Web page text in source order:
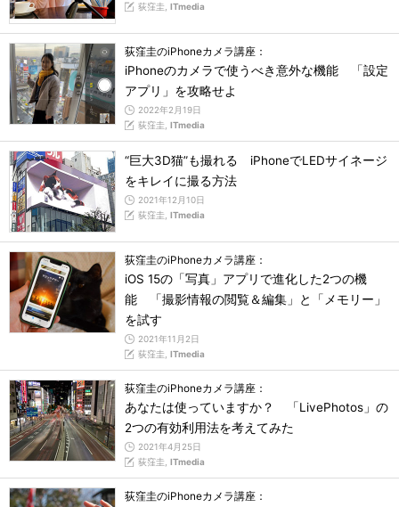
荻窪圭, ITmedia
荻窪圭のiPhoneカメラ講座：
iPhoneのカメラで使うべき意外な機能 「設定
アプリ」を攻略せよ
2022年2月19日
荻窪圭, ITmedia
“巨大3D猫”も撮れる iPhoneでLEDサイネージ
をキレイに撮る方法
2021年12月10日
荻窪圭, ITmedia
荻窪圭のiPhoneカメラ講座：
iOS 15の「写真」アプリで進化した2つの機
能 「撮影情報の閲覧＆編集」と「メモリー」
を試す
2021年11月2日
荻窪圭, ITmedia
荻窪圭のiPhoneカメラ講座：
あなたは使っていますか？ 「LivePhotos」の
2つの有効利用法を考えてみた
2021年4月25日
荻窪圭, ITmedia
荻窪圭のiPhoneカメラ講座：